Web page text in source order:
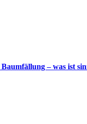
– was ist